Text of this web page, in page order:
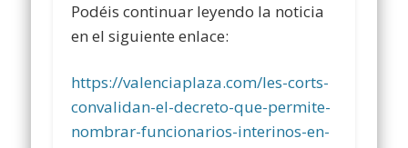
Podéis continuar leyendo la noticia
en el siguiente enlace:
https://valenciaplaza.com/les-corts-
convalidan-el-decreto-que-permite-
nombrar-funcionarios-interinos-en-